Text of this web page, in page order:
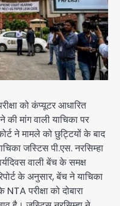
को कंप्यूटर आधारित
मांग वाली याचिका पर
ने मामले को छुट्टियों के बाद
जस्टिस पी.एस. नरसिम्हा
वाली बेंच के समक्ष
के अनुसार, बेंच ने याचिका
परीक्षा को दोबारा